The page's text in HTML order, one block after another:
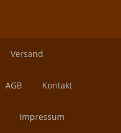
Versand
AGB Kontakt
Impressum